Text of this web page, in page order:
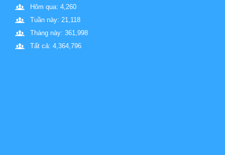
Hôm qua: 4,260
Tuần này: 21,118
Tháng này: 361,998
Tất cả: 4,364,796